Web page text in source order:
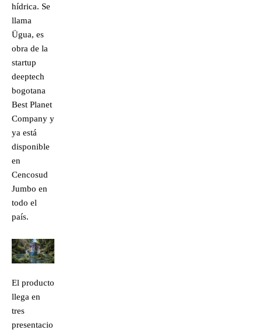
hídrica. Se
llama
Ügua, es
obra de la
startup
deeptech
bogotana
Best Planet
Company y
ya está
disponible
en
Cencosud
Jumbo en
todo el
país.
El producto
llega en
tres
presentacio